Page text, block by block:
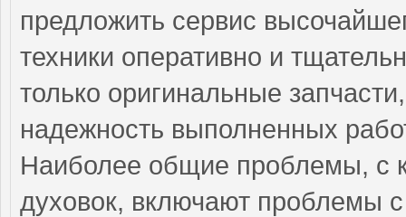
предложить сервис
техники оперативно и
только оригинальные
надежность выполненных
Наиболее общие проблемы, с
духовок, включают проблемы